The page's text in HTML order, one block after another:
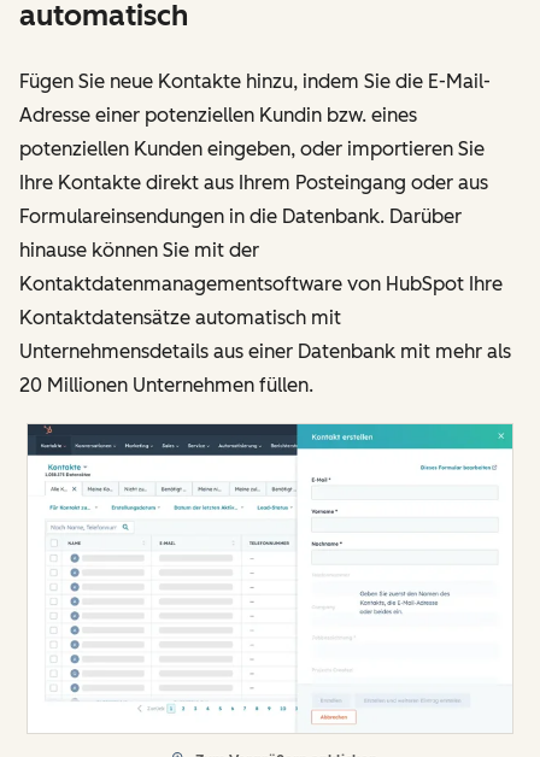
automatisch
Fügen Sie neue Kontakte hinzu, indem Sie die E-Mail-
Adresse einer potenziellen Kundin bzw. eines
potenziellen Kunden eingeben, oder importieren Sie
Ihre Kontakte direkt aus Ihrem Posteingang oder aus
Formulareinsendungen in die Datenbank. Darüber
hinause können Sie mit der
Kontaktdatenmanagementsoftware von HubSpot Ihre
Kontaktdatensätze automatisch mit
Unternehmensdetails aus einer Datenbank mit mehr als
20 Millionen Unternehmen füllen.